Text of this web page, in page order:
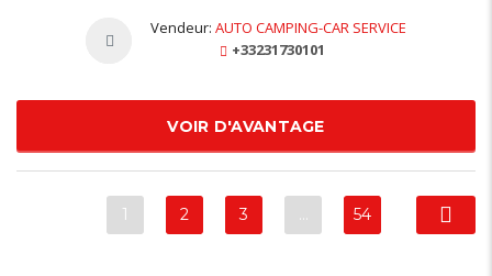
Vendeur: AUTO CAMPING-CAR SERVICE
+33231730101
VOIR D'AVANTAGE
1 2 3 … 54